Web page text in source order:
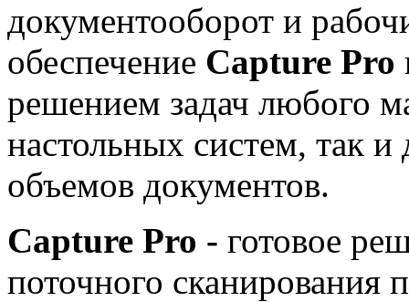
документооборот и
обеспечение Capture Pro
решением задач любого
настольных систем, так
объемов документов.
Capture Pro - готовое
поточного сканирования